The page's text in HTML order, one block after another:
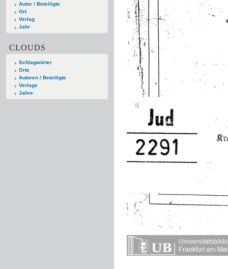
Autor / Beteiligte
Ort
Verlag
Jahr
CLOUDS
Schlagwörter
Orte
Autoren / Beteiligte
Verlage
Jahre